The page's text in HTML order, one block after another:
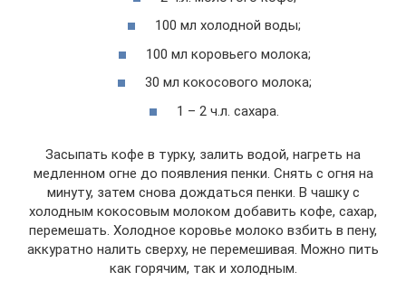
100 мл холодной воды;
100 мл коровьего молока;
30 мл кокосового молока;
1 – 2 ч.л. сахара.
Засыпать кофе в турку, залить водой, нагреть на
медленном огне до появления пенки. Снять с огня на
минуту, затем снова дождаться пенки. В чашку с
холодным кокосовым молоком добавить кофе, сахар,
перемешать. Холодное коровье молоко взбить в пену,
аккуратно налить сверху, не перемешивая. Можно пить
как горячим, так и холодным.